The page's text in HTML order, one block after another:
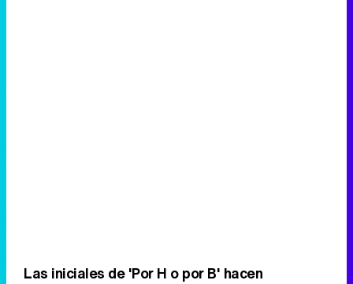
Las iniciales de 'Por H o por B' hacen